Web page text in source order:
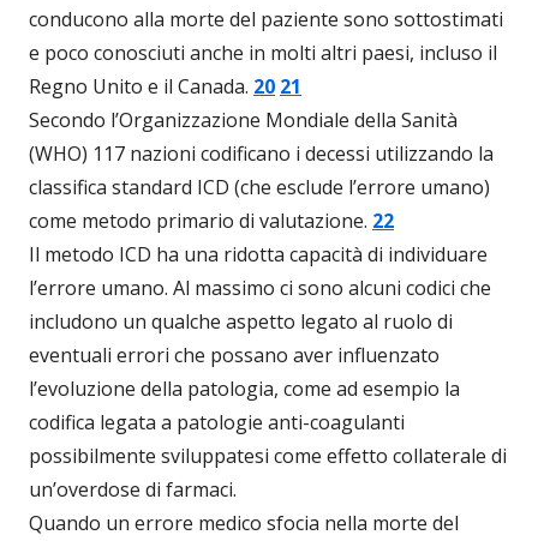
conducono alla morte del paziente sono sottostimati
e poco conosciuti anche in molti altri paesi, incluso il
Regno Unito e il Canada. 20 21
Secondo l’Organizzazione Mondiale della Sanità
(WHO) 117 nazioni codificano i decessi utilizzando la
classifica standard ICD (che esclude l’errore umano)
come metodo primario di valutazione. 22
Il metodo ICD ha una ridotta capacità di individuare
l’errore umano. Al massimo ci sono alcuni codici che
includono un qualche aspetto legato al ruolo di
eventuali errori che possano aver influenzato
l’evoluzione della patologia, come ad esempio la
codifica legata a patologie anti-coagulanti
possibilmente sviluppatesi come effetto collaterale di
un’overdose di farmaci.
Quando un errore medico sfocia nella morte del